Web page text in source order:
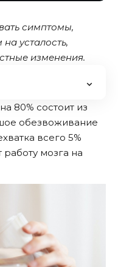
симптомы,
усталость,
изменения.
80% состоит из
обезвоживание
всего 5%
мозга на